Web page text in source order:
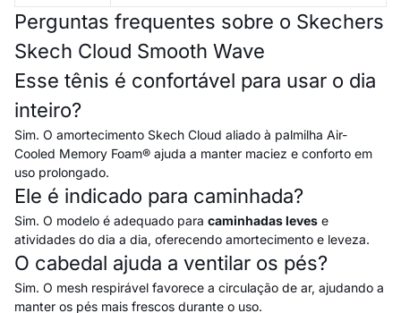
Perguntas frequentes sobre o Skechers
Skech Cloud Smooth Wave
Esse tênis é confortável para usar o dia
inteiro?
Sim. O amortecimento Skech Cloud aliado à palmilha Air-
Cooled Memory Foam® ajuda a manter maciez e conforto em
uso prolongado.
Ele é indicado para caminhada?
Sim. O modelo é adequado para caminhadas leves e
atividades do dia a dia, oferecendo amortecimento e leveza.
O cabedal ajuda a ventilar os pés?
Sim. O mesh respirável favorece a circulação de ar, ajudando a
manter os pés mais frescos durante o uso.